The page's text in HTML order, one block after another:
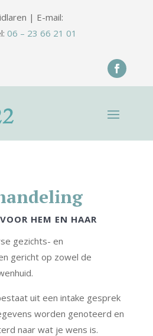
| E-mail:
06 – 23 66 21 01
HEM EN HAAR
gezichts- en
gericht op zowel de
uit een intake gesprek
worden genoteerd en
naar wat je wens is.